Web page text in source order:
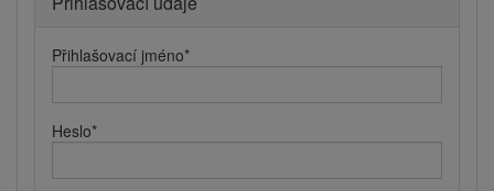
Přihlašovací jméno*
Heslo*